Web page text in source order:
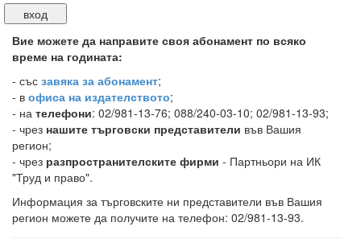
Вие можете да направите своя абонамент по всяко
време на годината:
- със завяка за абонамент;
- в офиса на издателството;
- на телефони: 02/981-13-76; 088/240-03-10; 02/981-13-93;
- чрез нашите търговски представители във Вашия
регион;
- чрез разпространителските фирми - Партньори на ИК
"Труд и право".
Информация за търговските ни представители във Вашия
регион можете да получите на телефон: 02/981-13-93.